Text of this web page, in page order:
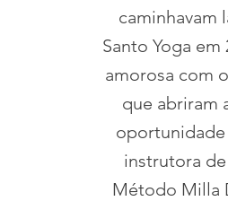
caminhavam
Santo Yoga
amorosa com
que abriram
oportunidade
instrutora
Método Milla